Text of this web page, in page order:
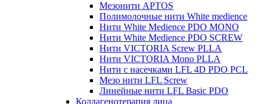
Мезонити APTOS
Полимолочные нити White medience
Нити White Medience PDO MONO
Нити White Medience PDO SCREW
Нити VICTORIA Screw PLLA
Нити VICTORIA Mono PLLA
Нити с насечками LFL 4D PDO PCL
Мезо нити LFL Screw
Линейные нити LFL Basic PDO
Коллагенотерапия лица